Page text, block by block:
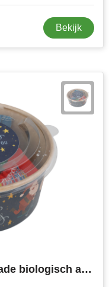
Bekijk
Kerst-bowl met luxe chocolade biologisch afbreekbaar